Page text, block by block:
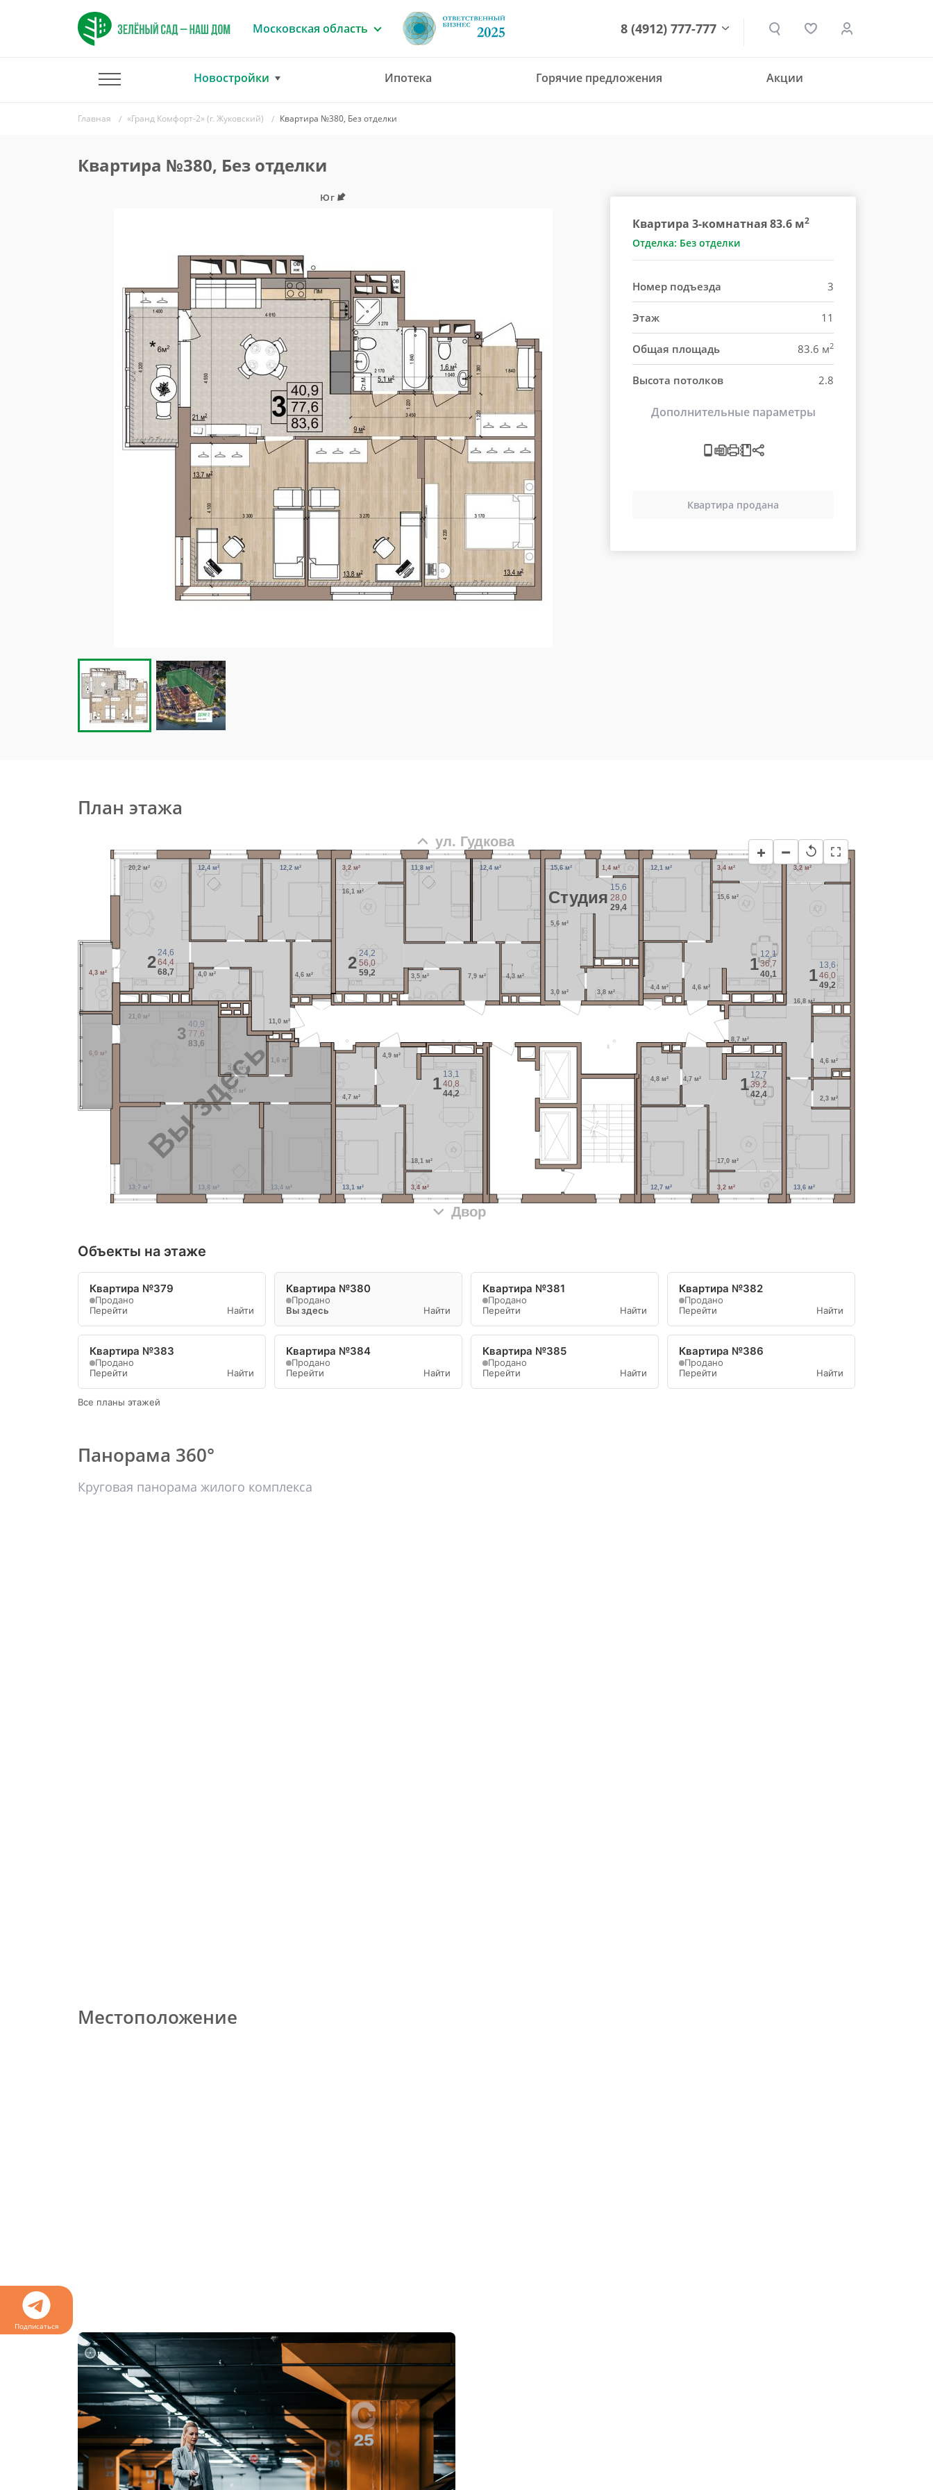
Подписаться
Московская область 8 (4912) 777-777
Новостройки Ипотека Горячие предложения Акции
Главная «Гранд Комфорт-2» (г. Жуковский) Квартира №380, Без отделки
Квартира №380, Без отделки
Юг
Квартира 3-комнатная 83.6 м2
Отделка: Без отделки
Номер подъезда 3
Этаж 11
Общая площадь 83.6 м2
Высота потолков 2.8
Дополнительные параметры
Квартира продана
План этажа
+ − ↺
3,4 м²
4,7 м²
13,1 м²
18,1 м²
4,9 м²
1
13,1
40,8
44,2
6,0 м²
13,4 м²
13,8 м²
13,7 м²
21,0 м²
5,1 м²
9,0 м²
1,6 м²
3
40,9
77,6
83,6
4,3 м²
12,2 м²
12,4 м²
20,2 м²
11,0 м²
4,0 м² 4,6 м²
2
24,6
64,4
68,7
3,2 м² 12,4 м²
11,8 м²
4,3 м²
16,1 м²
3,5 м² 7,9 м²
2
24,2
56,0
59,2
1,4 м²
5,6 м²
3,8 м²
15,6 м²
3,0 м²
Cтудия
15,6
28,0
29,4
3,4 м²
12,1 м²
4,4 м² 4,6 м²
15,6 м²
1
12,1
36,7
40,1
3,2 м²
13,6 м²
4,6 м²
16,8 м²
8,7 м²
2,3 м²
1
13,6
46,0
49,2
3,2 м²
12,7 м²
4,8 м²
17,0 м²
4,7 м² 1
12,7
39,2
42,4
Вы здесь
ул. Гудкова
Двор
Объекты на этаже
Квартира №379
Продано
Перейти
Найти
Квартира №380
Продано
Вы здесь
Найти
Квартира №381
Продано
Перейти
Найти
Квартира №382
Продано
Перейти
Найти
Квартира №383
Продано
Перейти
Найти
Квартира №384
Продано
Перейти
Найти
Квартира №385
Продано
Перейти
Найти
Квартира №386
Продано
Перейти
Найти
Все планы этажей
Панорама 360°
Круговая панорама жилого комплекса
Местоположение